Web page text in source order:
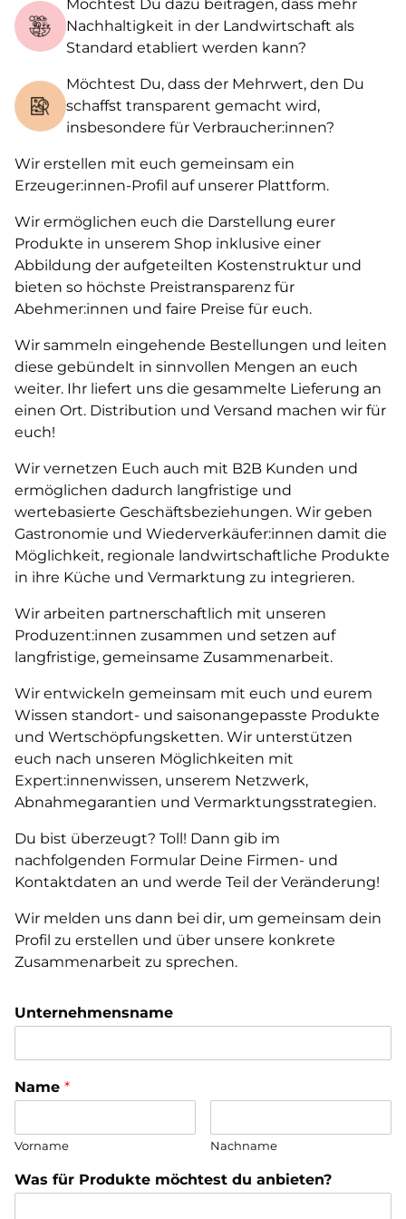
Möchtest Du dazu beitragen, dass mehr
Nachhaltigkeit in der Landwirtschaft als
Standard etabliert werden kann?
Möchtest Du, dass der Mehrwert, den Du
schaffst transparent gemacht wird,
insbesondere für Verbraucher:innen?
Wir erstellen mit euch gemeinsam ein
Erzeuger:innen-Profil auf unserer Plattform.
Wir ermöglichen euch die Darstellung eurer
Produkte in unserem Shop inklusive einer
Abbildung der aufgeteilten Kostenstruktur und
bieten so höchste Preistransparenz für
Abehmer:innen und faire Preise für euch.
Wir sammeln eingehende Bestellungen und leiten
diese gebündelt in sinnvollen Mengen an euch
weiter. Ihr liefert uns die gesammelte Lieferung an
einen Ort. Distribution und Versand machen wir für
euch!
Wir vernetzen Euch auch mit B2B Kunden und
ermöglichen dadurch langfristige und
wertebasierte Geschäftsbeziehungen. Wir geben
Gastronomie und Wiederverkäufer:innen damit die
Möglichkeit, regionale landwirtschaftliche Produkte
in ihre Küche und Vermarktung zu integrieren.
Wir arbeiten partnerschaftlich mit unseren
Produzent:innen zusammen und setzen auf
langfristige, gemeinsame Zusammenarbeit.
Wir entwickeln gemeinsam mit euch und eurem
Wissen standort- und saisonangepasste Produkte
und Wertschöpfungsketten. Wir unterstützen
euch nach unseren Möglichkeiten mit
Expert:innenwissen, unserem Netzwerk,
Abnahmegarantien und Vermarktungsstrategien.
Du bist überzeugt? Toll! Dann gib im
nachfolgenden Formular Deine Firmen- und
Kontaktdaten an und werde Teil der Veränderung!
Wir melden uns dann bei dir, um gemeinsam dein
Profil zu erstellen und über unsere konkrete
Zusammenarbeit zu sprechen.
Unternehmensname
Name *
Vorname Nachname
Was für Produkte möchtest du anbieten?